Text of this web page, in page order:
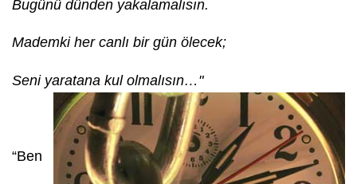
Bugünü dünden yakalamalısın.
Mademki her canlı bir gün ölecek;
Seni yaratana kul olmalısın…"
“Ben